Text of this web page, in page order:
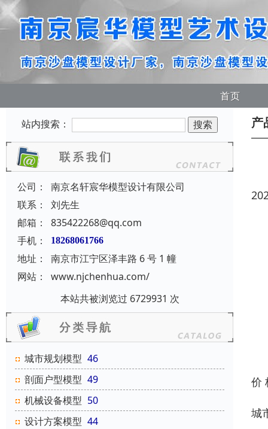
首页
站内搜索：
公司：
南京名轩宸华模型设计有限公司
联系：
刘先生
邮箱：
835422268@qq.com
手机：
18268061766
地址：
南京市江宁区泽丰路 6 号 1 幢
网站：
www.njchenhua.com/
本站共被浏览过 6729931 次
城市规划模型 46
剖面户型模型 49
机械设备模型 50
设计方案模型 44
产
价
城